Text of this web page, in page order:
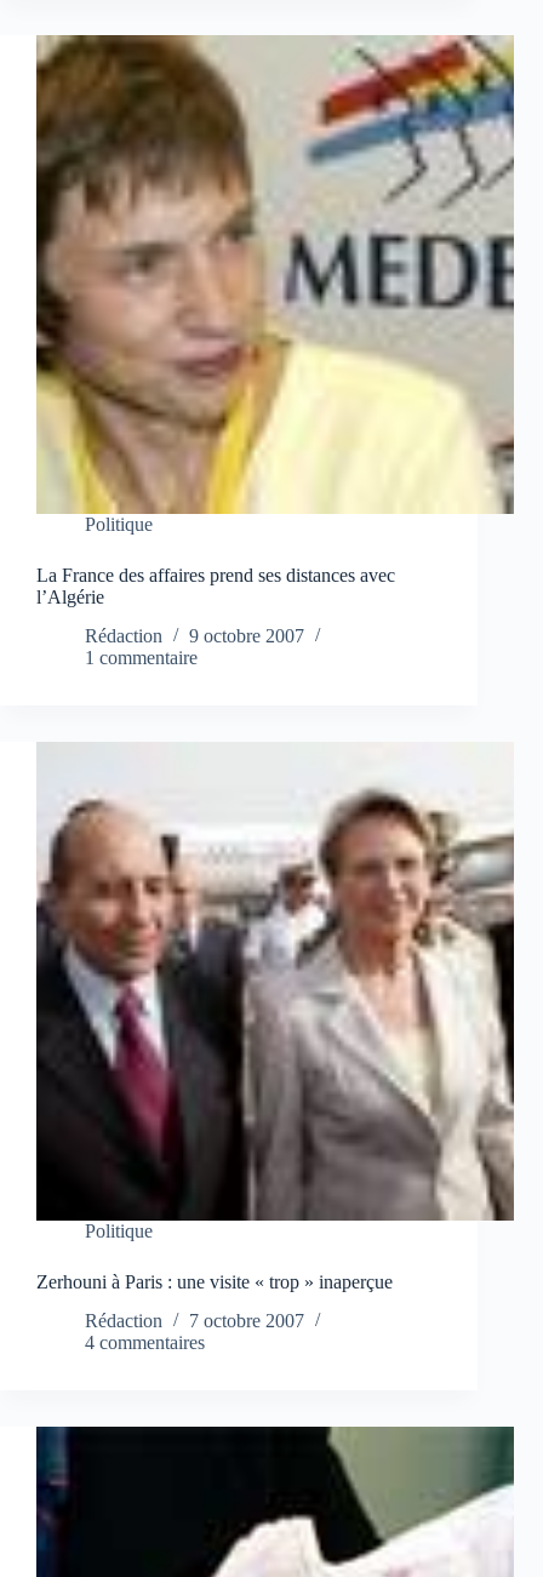
Politique
La France des affaires prend ses distances avec
l’Algérie
Rédaction
9 octobre 2007
1 commentaire
Politique
Zerhouni à Paris : une visite « trop » inaperçue
Rédaction
7 octobre 2007
4 commentaires